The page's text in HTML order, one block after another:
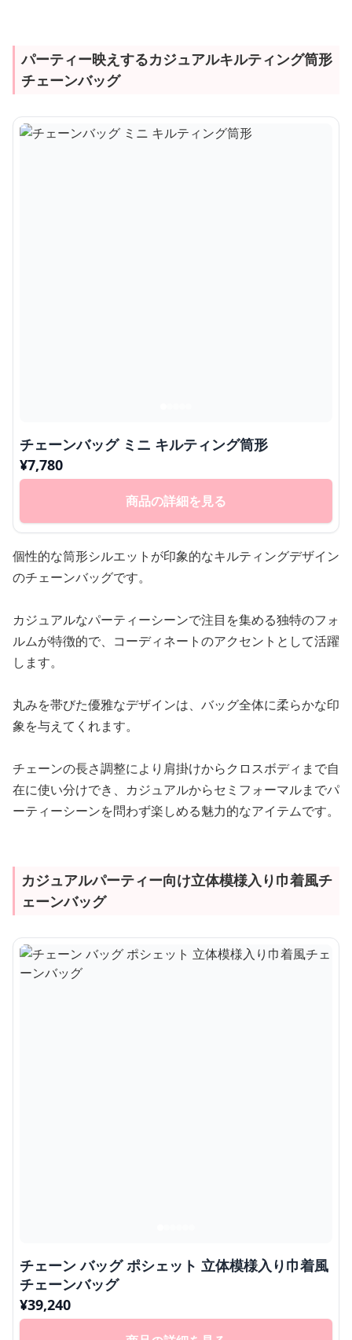
パーティー映えするカジュアルキルティング筒形
チェーンバッグ
チェーンバッグ ミニ キルティング筒形
¥7,780
商品の詳細を見る
個性的な筒形シルエットが印象的なキルティングデザイン
のチェーンバッグです。
カジュアルなパーティーシーンで注目を集める独特のフォ
ルムが特徴的で、コーディネートのアクセントとして活躍
します。
丸みを帯びた優雅なデザインは、バッグ全体に柔らかな印
象を与えてくれます。
チェーンの長さ調整により肩掛けからクロスボディまで自
在に使い分けでき、カジュアルからセミフォーマルまでパ
ーティーシーンを問わず楽しめる魅力的なアイテムです。
カジュアルパーティー向け立体模様入り巾着風チ
ェーンバッグ
チェーン バッグ ポシェット 立体模様入り巾着風
チェーンバッグ
¥39,240